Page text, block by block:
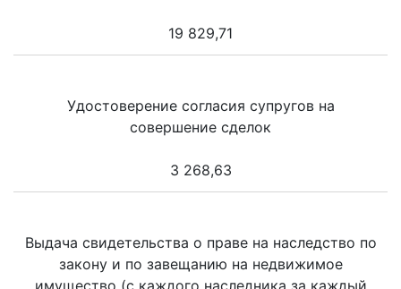
19 829,71
Удостоверение согласия супругов на
совершение сделок
3 268,63
Выдача свидетельства о праве на наследство по
закону и по завещанию на недвижимое
имущество (с каждого наследника за каждый